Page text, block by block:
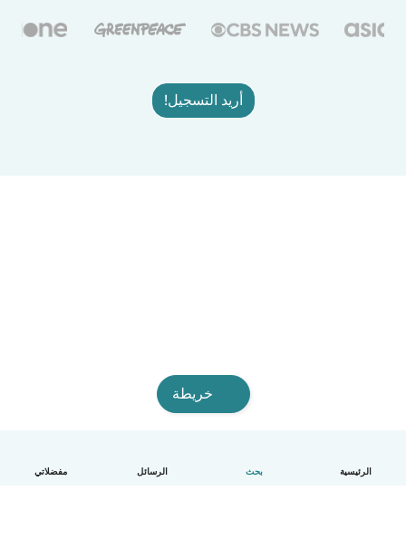
الرئيسية بحث الرسائل مفضلاتي
أريد التسجيل!
خريطة